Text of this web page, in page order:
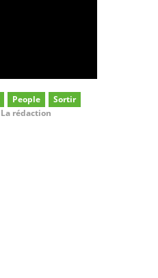
People
Sortir
La rédaction